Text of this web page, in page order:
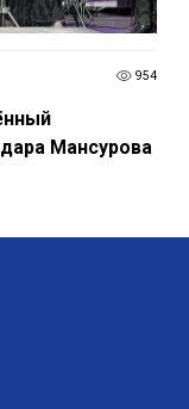
954
Мансурова